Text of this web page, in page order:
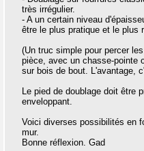
très irrégulier.
- A un certain niveau
être le plus pratique et le plus
(Un truc simple pour percer
pièce, avec un chasse-pointe
sur bois de bout. L'avantage,
Le pied de doublage doit être
enveloppant.
Voici diverses possibilités en
mur.
Bonne réflexion. Gad